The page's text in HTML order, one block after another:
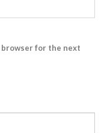
browser for the next